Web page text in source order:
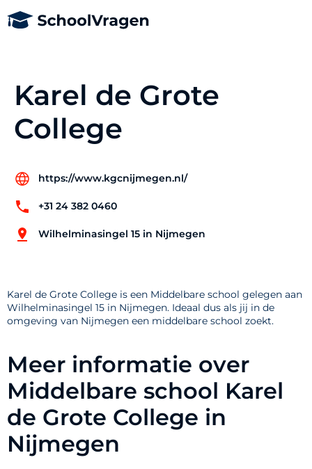
Karel de Grote
College
https://www.kgcnijmegen.nl/
+31 24 382 0460
Wilhelminasingel 15 in Nijmegen
Karel de Grote College is een Middelbare school gelegen aan
Wilhelminasingel 15 in Nijmegen. Ideaal dus als jij in de
omgeving van Nijmegen een middelbare school zoekt.
Meer informatie over
Middelbare school Karel
de Grote College in
Nijmegen